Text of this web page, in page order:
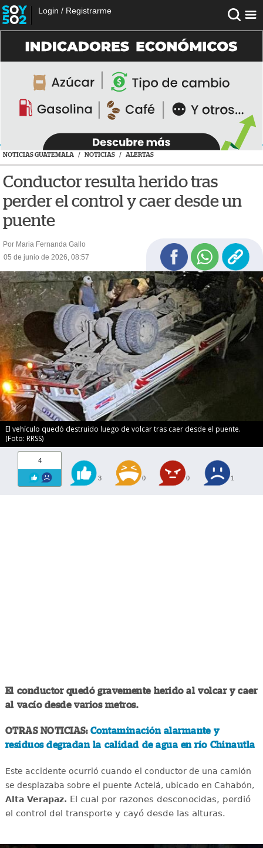
Login / Registrarme
NOTICIAS GUATEMALA / NOTICIAS / ALERTAS
Conductor resulta herido tras
perder el control y caer desde un
puente
Por Maria Fernanda Gallo
05 de junio de 2026, 08:57
El vehículo quedó destruido luego de volcar tras caer desde el puente.
(Foto: RRSS)
4
3 0 0 1
El conductor quedó gravemente herido al volcar y caer
al vacío desde varios metros.
OTRAS NOTICIAS: Contaminación alarmante y
residuos degradan la calidad de agua en río Chinautla
Este accidente ocurrió cuando el conductor de una camión
se desplazaba sobre el puente Actelá, ubicado en Cahabón,
Alta Verapaz. El cual por razones desconocidas, perdió
el control del transporte y cayó desde las alturas.